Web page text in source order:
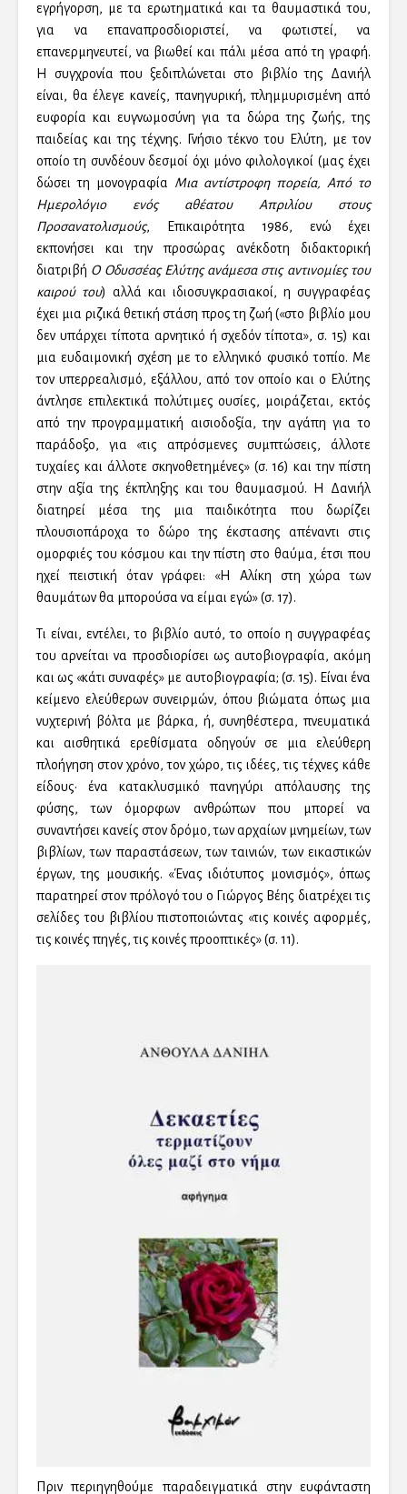
εγρήγορση, με τα ερωτηματικά και τα θαυμαστικά του,
για να επαναπροσδιοριστεί, να φωτιστεί, να
επανερμηνευτεί, να βιωθεί και πάλι μέσα από τη γραφή.
Η συγχρονία που ξεδιπλώνεται στο βιβλίο της Δανιήλ
είναι, θα έλεγε κανείς, πανηγυρική, πλημμυρισμένη από
ευφορία και ευγνωμοσύνη για τα δώρα της ζωής, της
παιδείας και της τέχνης. Γνήσιο τέκνο του Ελύτη, με τον
οποίο τη συνδέουν δεσμοί όχι μόνο φιλολογικοί (μας έχει
δώσει τη μονογραφία Μια αντίστροφη πορεία, Από το
Ημερολόγιο ενός αθέατου Απριλίου στους
Προσανατολισμούς, Επικαιρότητα 1986, ενώ έχει
εκπονήσει και την προσώρας ανέκδοτη διδακτορική
διατριβή Ο Οδυσσέας Ελύτης ανάμεσα στις αντινομίες του
καιρού του) αλλά και ιδιοσυγκρασιακοί, η συγγραφέας
έχει μια ριζικά θετική στάση προς τη ζωή («στο βιβλίο μου
δεν υπάρχει τίποτα αρνητικό ή σχεδόν τίποτα», σ. 15) και
μια ευδαιμονική σχέση με το ελληνικό φυσικό τοπίο. Με
τον υπερρεαλισμό, εξάλλου, από τον οποίο και ο Ελύτης
άντλησε επιλεκτικά πολύτιμες ουσίες, μοιράζεται, εκτός
από την προγραμματική αισιοδοξία, την αγάπη για το
παράδοξο, για «τις απρόσμενες συμπτώσεις, άλλοτε
τυχαίες και άλλοτε σκηνοθετημένες» (σ. 16) και την πίστη
στην αξία της έκπληξης και του θαυμασμού. Η Δανιήλ
διατηρεί μέσα της μια παιδικότητα που δωρίζει
πλουσιοπάροχα το δώρο της έκστασης απέναντι στις
ομορφιές του κόσμου και την πίστη στο θαύμα, έτσι που
ηχεί πειστική όταν γράφει: «Η Αλίκη στη χώρα των
θαυμάτων θα μπορούσα να είμαι εγώ» (σ. 17).
Τι είναι, εντέλει, το βιβλίο αυτό, το οποίο η συγγραφέας
του αρνείται να προσδιορίσει ως αυτοβιογραφία, ακόμη
και ως «κάτι συναφές» με αυτοβιογραφία; (σ. 15). Είναι ένα
κείμενο ελεύθερων συνειρμών, όπου βιώματα όπως μια
νυχτερινή βόλτα με βάρκα, ή, συνηθέστερα, πνευματικά
και αισθητικά ερεθίσματα οδηγούν σε μια ελεύθερη
πλοήγηση στον χρόνο, τον χώρο, τις ιδέες, τις τέχνες κάθε
είδους· ένα κατακλυσμικό πανηγύρι απόλαυσης της
φύσης, των όμορφων ανθρώπων που μπορεί να
συναντήσει κανείς στον δρόμο, των αρχαίων μνημείων, των
βιβλίων, των παραστάσεων, των ταινιών, των εικαστικών
έργων, της μουσικής. «Ένας ιδιότυπος μονισμός», όπως
παρατηρεί στον πρόλογό του ο Γιώργος Βέης διατρέχει τις
σελίδες του βιβλίου πιστοποιώντας «τις κοινές αφορμές,
τις κοινές πηγές, τις κοινές προοπτικές» (σ. 11).
Πριν περιηγηθούμε παραδειγματικά στην ευφάνταστη